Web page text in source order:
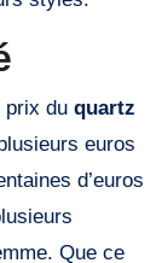
prix du quartz
euros
d’euros
Que ce